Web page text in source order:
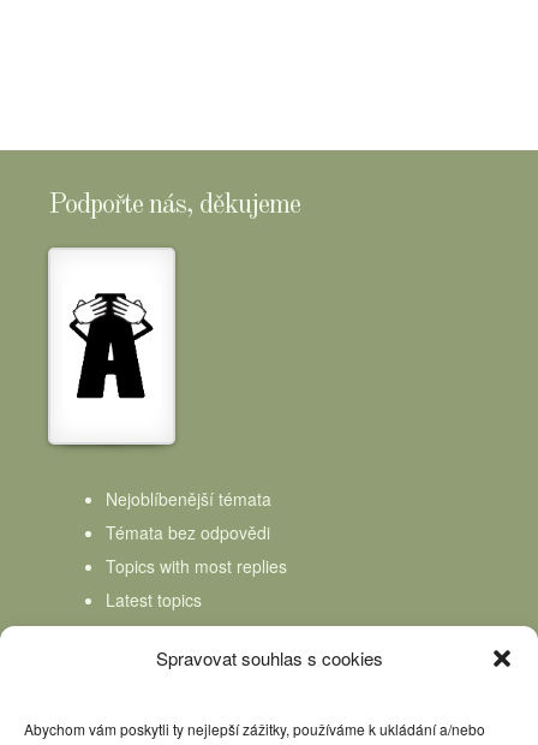
Spravovat souhlas s cookies
Abychom vám poskytli ty nejlepší zážitky, používáme k ukládání a/nebo
Podpořte nás, děkujeme
Nejoblíbenější témata
Témata bez odpovědi
Topics with most replies
Latest topics
Topics Freshness